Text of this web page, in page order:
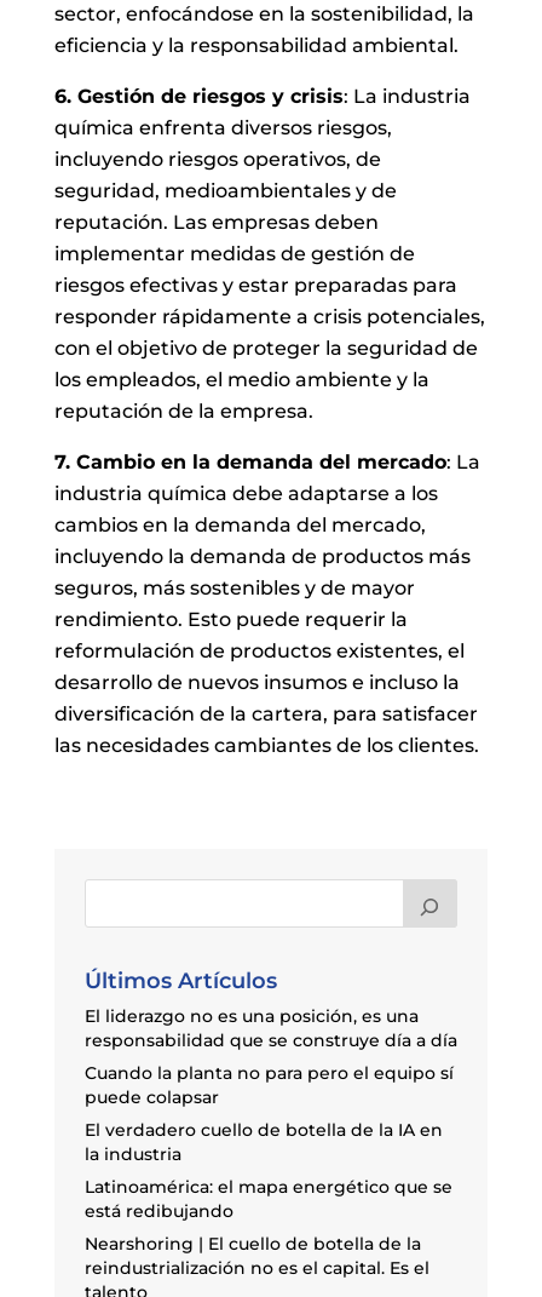
sector, enfocándose en la sostenibilidad, la
eficiencia y la responsabilidad ambiental.
6. Gestión de riesgos y crisis: La industria
química enfrenta diversos riesgos,
incluyendo riesgos operativos, de
seguridad, medioambientales y de
reputación. Las empresas deben
implementar medidas de gestión de
riesgos efectivas y estar preparadas para
responder rápidamente a crisis potenciales,
con el objetivo de proteger la seguridad de
los empleados, el medio ambiente y la
reputación de la empresa.
7. Cambio en la demanda del mercado: La
industria química debe adaptarse a los
cambios en la demanda del mercado,
incluyendo la demanda de productos más
seguros, más sostenibles y de mayor
rendimiento. Esto puede requerir la
reformulación de productos existentes, el
desarrollo de nuevos insumos e incluso la
diversificación de la cartera, para satisfacer
las necesidades cambiantes de los clientes.
Últimos Artículos
El liderazgo no es una posición, es una
responsabilidad que se construye día a día
Cuando la planta no para pero el equipo sí
puede colapsar
El verdadero cuello de botella de la IA en
la industria
Latinoamérica: el mapa energético que se
está redibujando
Nearshoring | El cuello de botella de la
reindustrialización no es el capital. Es el
talento